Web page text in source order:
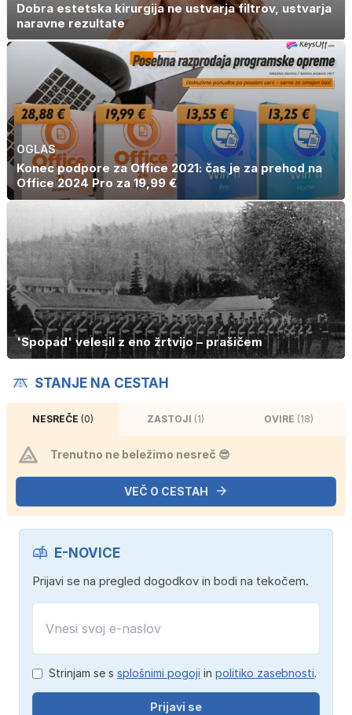
Dobra estetska kirurgija ne ustvarja filtrov, ustvarja
naravne rezultate
OGLAS
Konec podpore za Office 2021: čas je za prehod na
Office 2024 Pro za 19,99 €
'Spopad' velesil z eno žrtvijo – prašičem
STANJE NA CESTAH
NESREČE (0) ZASTOJI (1) OVIRE (18)
Trenutno ne beležimo nesreč 😎
VEČ O CESTAH
E-NOVICE
Prijavi se na pregled dogodkov in bodi na tekočem.
Strinjam se s splošnimi pogoji in politiko zasebnosti.
Prijavi se